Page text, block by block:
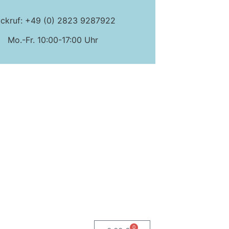
+49 (0) 2823 9287922
Mo.-Fr. 10:00-17:00 Uhr
0